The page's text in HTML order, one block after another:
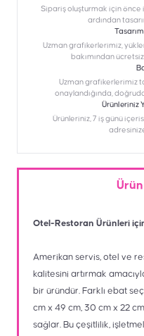
Sipariş oluşturmak için önce
ardından
Uzman grafikerlerimiz,
bakımından
Uzman grafikerlerimiz
onaylandığında,
Ürünleriniz
Ürünleriniz, 7 iş günü
Otel-Restoran Ürünleri
Amerikan servis, otel ve
kalitesini artırmak
bir üründür. Farklı ebat
cm x 49 cm, 30 cm x 22
sağlar. Bu çeşitlilik,